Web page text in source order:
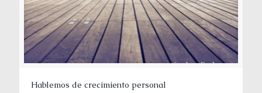
Hablemos de crecimiento personal